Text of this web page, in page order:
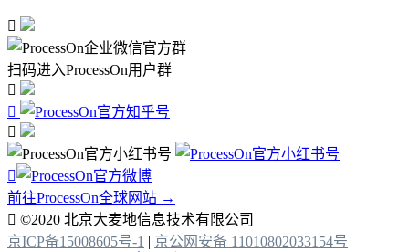

扫码进入ProcessOn用户群




前往ProcessOn全球网站 →
 ©2020 北京大麦地信息技术有限公司
京ICP备15008605号-1 | 京公网安备 11010802033154号